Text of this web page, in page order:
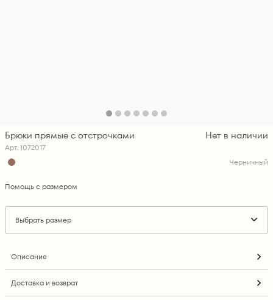
Брюки прямые с отстрочками
Арт. 1072017
Нет в наличии
Черничный
Помощь с размером
Выбрать размер
Описание
Доставка и возврат